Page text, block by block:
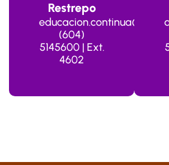
Restrepo
(604)
5145600 | Ext.
4602